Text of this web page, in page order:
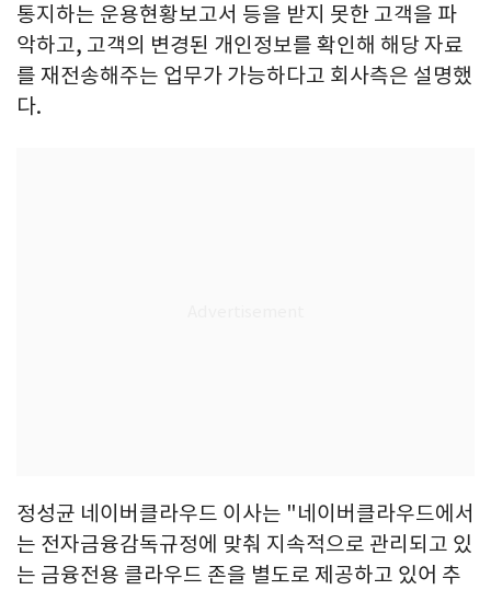
통지하는 운용현황보고서 등을 받지 못한 고객을 파
악하고, 고객의 변경된 개인정보를 확인해 해당 자료
를 재전송해주는 업무가 가능하다고 회사측은 설명했
다.
정성균 네이버클라우드 이사는 "네이버클라우드에서
는 전자금융감독규정에 맞춰 지속적으로 관리되고 있
는 금융전용 클라우드 존을 별도로 제공하고 있어 추